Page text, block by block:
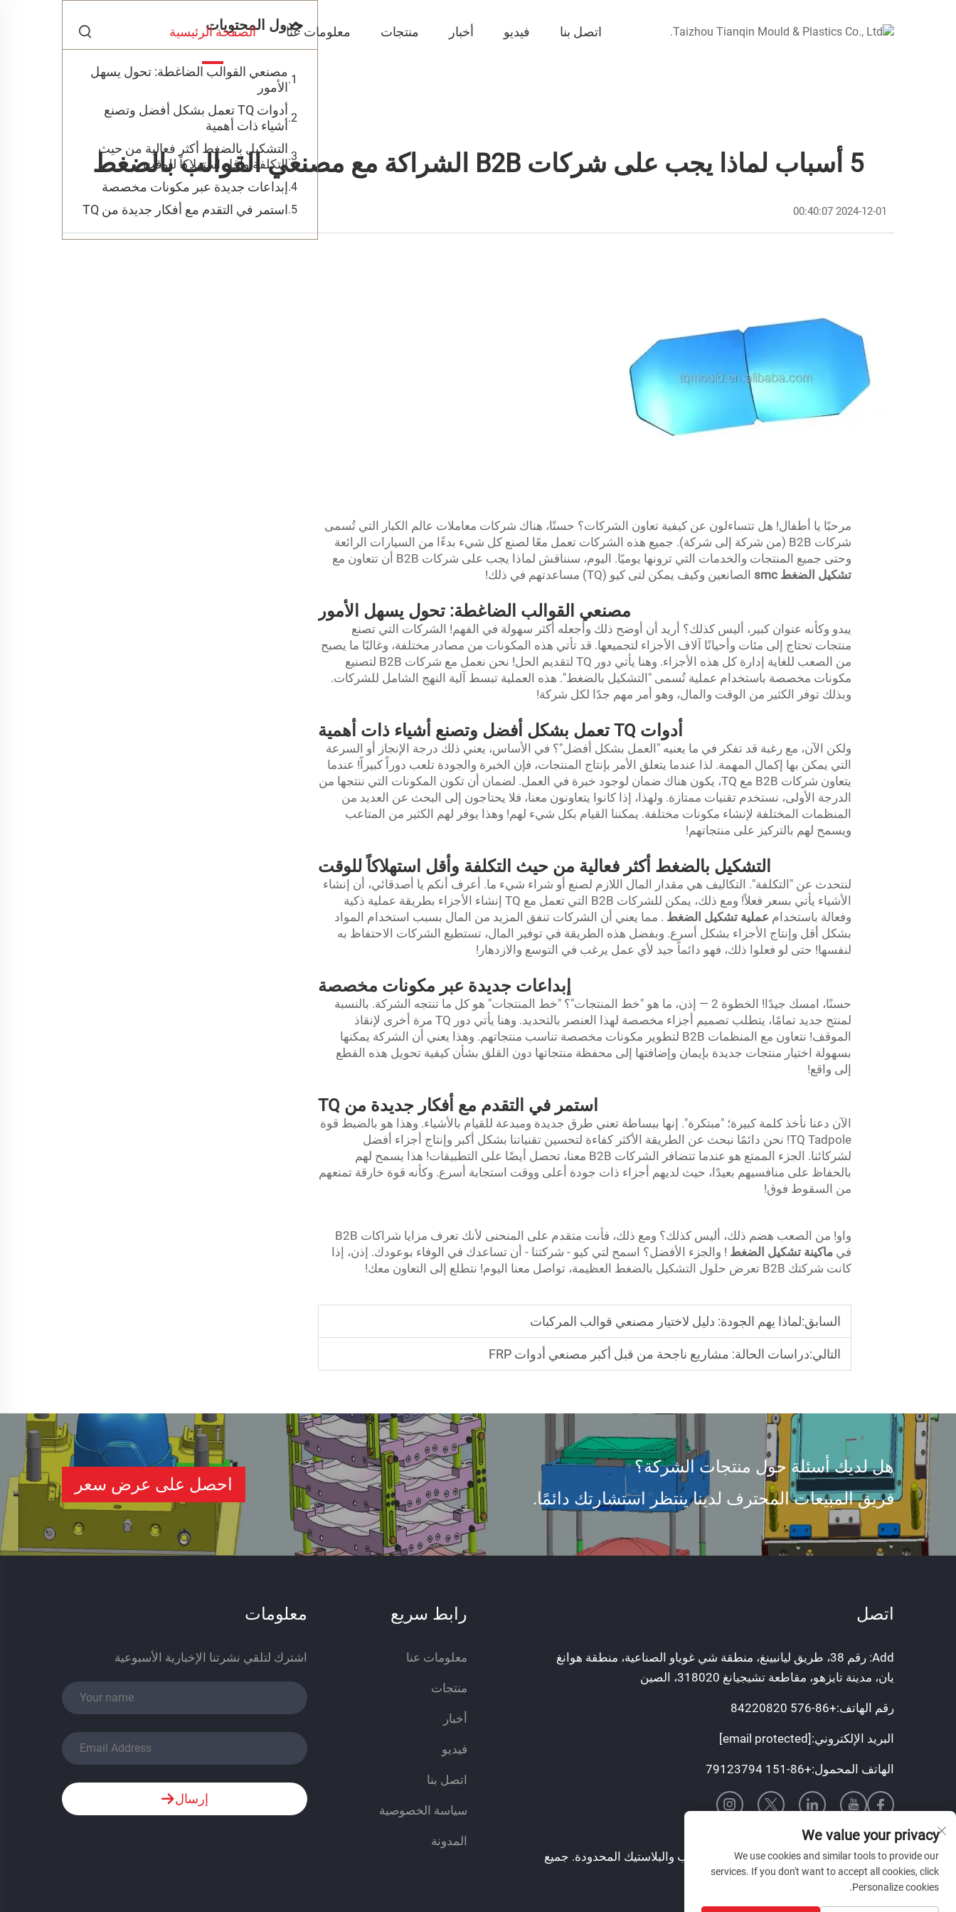
الصفحة الرئيسية معلومات عنا منتجات أخبار فيديو اتصل بنا
5 أسباب لماذا يجب على شركات B2B الشراكة مع مصنعي القوالب بالضغط
2024-12-01 00:40:07
مرحبًا يا أطفال! هل تتساءلون عن كيفية تعاون الشركات؟ حسنًا، هناك شركات معاملات عالم الكبار التي تُسمى
شركات B2B (من شركة إلى شركة). جميع هذه الشركات تعمل معًا لصنع كل شيء بدءًا من السيارات الرائعة
وحتى جميع المنتجات والخدمات التي ترونها يوميًا. اليوم، سنناقش لماذا يجب على شركات B2B أن تتعاون مع
تشكيل الضغط smc
الصانعين وكيف يمكن لتی كيو (TQ) مساعدتهم في ذلك!
مصنعي القوالب الضاغطة: تحول يسهل الأمور
يبدو وكأنه عنوان كبير، أليس كذلك؟ أريد أن أوضح ذلك وأجعله أكثر سهولة في الفهم! الشركات التي تصنع
منتجات تحتاج إلى مئات وأحيانًا آلاف الأجزاء لتجميعها. قد تأتي هذه المكونات من مصادر مختلفة، وغالبًا ما يصبح
من الصعب للغاية إدارة كل هذه الأجزاء. وهنا يأتي دور TQ لتقديم الحل! نحن نعمل مع شركات B2B لتصنيع
مكونات مخصصة باستخدام عملية تُسمى "التشكيل بالضغط". هذه العملية تبسط آلية النهج الشامل للشركات.
وبذلك توفر الكثير من الوقت والمال، وهو أمر مهم جدًا لكل شركة!
أدوات TQ تعمل بشكل أفضل وتصنع أشياء ذات أهمية
ولكن الآن، مع رغبة قد تفكر في ما يعنيه "العمل بشكل أفضل"؟ في الأساس، يعني ذلك درجة الإنجاز أو السرعة
التي يمكن بها إكمال المهمة. لذا عندما يتعلق الأمر بإنتاج المنتجات، فإن الخبرة والجودة تلعب دوراً كبيراً! عندما
يتعاون شركات B2B مع TQ، يكون هناك ضمان لوجود خبرة في العمل. لضمان أن تكون المكونات التي ننتجها من
الدرجة الأولى، نستخدم تقنيات ممتازة. ولهذا، إذا كانوا يتعاونون معنا، فلا يحتاجون إلى البحث عن العديد من
المنظمات المختلفة لإنشاء مكونات مختلفة. يمكننا القيام بكل شيء لهم! وهذا يوفر لهم الكثير من المتاعب
ويسمح لهم بالتركيز على منتجاتهم!
التشكيل بالضغط أكثر فعالية من حيث التكلفة وأقل استهلاكاً للوقت
لنتحدث عن "التكلفة". التكاليف هي مقدار المال اللازم لصنع أو شراء شيء ما. أعرف أنكم يا أصدقائي، أن إنشاء
الأشياء يأتي بسعر فعلاً! ومع ذلك، يمكن للشركات B2B التي تعمل مع TQ إنشاء الأجزاء بطريقة عملية ذكية
وفعالة باستخدام عملية تشكيل الضغط . مما يعني أن الشركات تنفق المزيد من المال بسبب استخدام المواد
بشكل أقل وإنتاج الأجزاء بشكل أسرع. وبفضل هذه الطريقة في توفير المال، تستطيع الشركات الاحتفاظ به
لنفسها! حتى لو فعلوا ذلك، فهو دائماً جيد لأي عمل يرغب في التوسع والازدهار!
إبداعات جديدة عبر مكونات مخصصة
حسنًا، امسك جيدًا! الخطوة 2 — إذن، ما هو "خط المنتجات"؟ "خط المنتجات" هو كل ما تنتجه الشركة. بالنسبة
لمنتج جديد تمامًا، يتطلب تصميم أجزاء مخصصة لهذا العنصر بالتحديد. وهنا يأتي دور TQ مرة أخرى لإنقاذ
الموقف! نتعاون مع المنظمات B2B لتطوير مكونات مخصصة تناسب منتجاتهم. وهذا يعني أن الشركة يمكنها
بسهولة اختيار منتجات جديدة بإيمان وإضافتها إلى محفظة منتجاتها دون القلق بشأن كيفية تحويل هذه القطع
إلى واقع!
استمر في التقدم مع أفكار جديدة من TQ
الآن دعنا نأخذ كلمة كبيرة؛ "مبتكرة". إنها ببساطة تعني طرق جديدة ومبدعة للقيام بالأشياء. وهذا هو بالضبط قوة
TQ Tadpole! نحن دائمًا نبحث عن الطريقة الأكثر كفاءة لتحسين تقنياتنا بشكل أكبر وإنتاج أجزاء أفضل
لشركائنا. الجزء الممتع هو عندما تتضافر الشركات B2B معنا، تحصل أيضًا على التطبيقات! هذا يسمح لهم
بالحفاظ على منافسيهم بعيدًا، حيث لديهم أجزاء ذات جودة أعلى ووقت استجابة أسرع. وكأنه قوة خارقة تمنعهم
من السقوط فوق!
واو! من الصعب هضم ذلك، أليس كذلك؟ ومع ذلك، فأنت متقدم على المنحنى لأنك تعرف مزايا شراكات B2B
في ماكينة تشكيل الضغط ! والجزء الأفضل؟ اسمح لتي كيو - شركتنا - أن تساعدك في الوفاء بوعودك. إذن، إذا
كانت شركتك B2B تعرض حلول التشكيل بالضغط العظيمة، تواصل معنا اليوم! نتطلع إلى التعاون معك!
السابق:لماذا يهم الجودة: دليل لاختيار مصنعي قوالب المركبات
التالي:دراسات الحالة: مشاريع ناجحة من قبل أكبر مصنعي أدوات FRP
جدول المحتويات
مصنعي القوالب الضاغطة: تحول يسهل
الأمور
أدوات TQ تعمل بشكل أفضل وتصنع
أشياء ذات أهمية
التشكيل بالضغط أكثر فعالية من حيث
التكلفة وأقل استهلاكاً للوقت
إبداعات جديدة عبر مكونات مخصصة
استمر في التقدم مع أفكار جديدة من TQ
هل لديك أسئلة حول منتجات الشركة؟
فريق المبيعات المحترف لدينا ينتظر استشارتك دائمًا.
احصل على عرض سعر
اتصل
Add: رقم 38، طريق ليانبينغ، منطقة شي غوياو الصناعية، منطقة هوانغ
يان، مدينة تايزهو، مقاطعة تشيجيانغ 318020، الصين
رقم الهاتف:+86-576 84220820
البريد الإلكتروني: [email protected]
الهاتف المحمول:+86-151 79123794
حقوق النسخ © شركة تايزهو تيانكين للقوالب والبلاستيك المحدودة. جميع
الحقوق محفوظة
رابط سريع
معلومات عنا
منتجات
أخبار
فيديو
اتصل بنا
سياسة الخصوصية
المدونة
معلومات
اشترك لتلقي نشرتنا الإخبارية الأسبوعية
إرسال
We value your privacy
We use cookies and similar tools to provide our
services. If you don't want to accept all cookies, click
Personalize cookies.